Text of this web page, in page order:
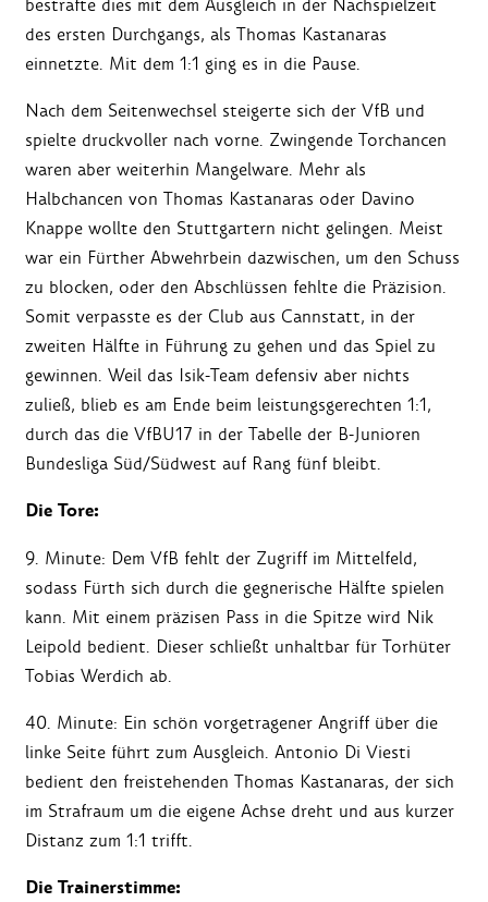
bestrafte dies mit dem Ausgleich in der Nachspielzeit
des ersten Durchgangs, als Thomas Kastanaras
einnetzte. Mit dem 1:1 ging es in die Pause.
Nach dem Seitenwechsel steigerte sich der VfB und
spielte druckvoller nach vorne. Zwingende Torchancen
waren aber weiterhin Mangelware. Mehr als
Halbchancen von Thomas Kastanaras oder Davino
Knappe wollte den Stuttgartern nicht gelingen. Meist
war ein Fürther Abwehrbein dazwischen, um den Schuss
zu blocken, oder den Abschlüssen fehlte die Präzision.
Somit verpasste es der Club aus Cannstatt, in der
zweiten Hälfte in Führung zu gehen und das Spiel zu
gewinnen. Weil das Isik-Team defensiv aber nichts
zuließ, blieb es am Ende beim leistungsgerechten 1:1,
durch das die VfBU17 in der Tabelle der B-Junioren
Bundesliga Süd/Südwest auf Rang fünf bleibt.
Die Tore:
9. Minute: Dem VfB fehlt der Zugriff im Mittelfeld,
sodass Fürth sich durch die gegnerische Hälfte spielen
kann. Mit einem präzisen Pass in die Spitze wird Nik
Leipold bedient. Dieser schließt unhaltbar für Torhüter
Tobias Werdich ab.
40. Minute: Ein schön vorgetragener Angriff über die
linke Seite führt zum Ausgleich. Antonio Di Viesti
bedient den freistehenden Thomas Kastanaras, der sich
im Strafraum um die eigene Achse dreht und aus kurzer
Distanz zum 1:1 trifft.
Die Trainerstimme: